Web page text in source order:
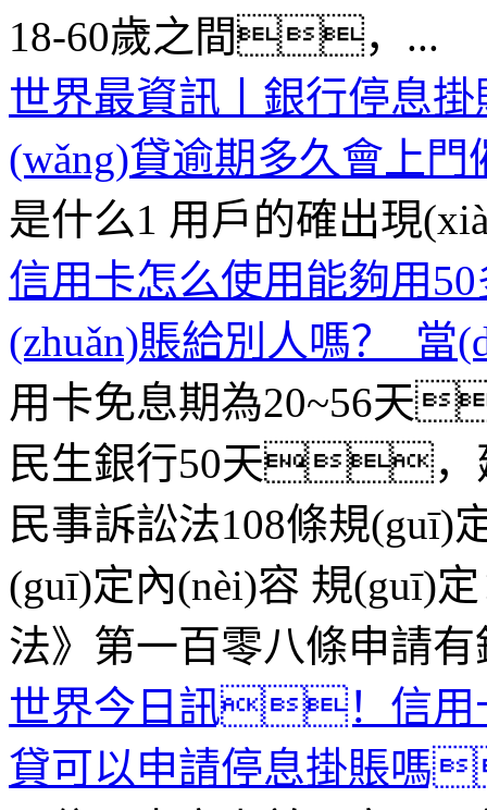
18-60歲之間，...
世界最資訊丨銀行停息
(wǎng)貸逾期多久會上門
是什么1 用戶的確出現
信用卡怎么使用能夠用
(zhuǎn)賬給別人嗎？_當
用卡免息期為20~56天
民生銀行50天，
民事訴訟法108條規(guī)
(guī)定內(nèi)容 規(guī)
法》第一百零八條申請
世界今日訊！信用
貸可以申請停息掛賬